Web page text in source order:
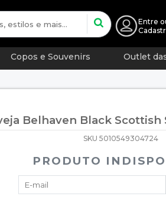
Entre
Copos e Souvenirs Outlet
Belhaven Black
SKU 5010549304724
PRODUTO